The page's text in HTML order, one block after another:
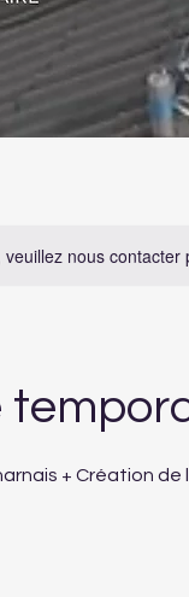
nous
+ Création